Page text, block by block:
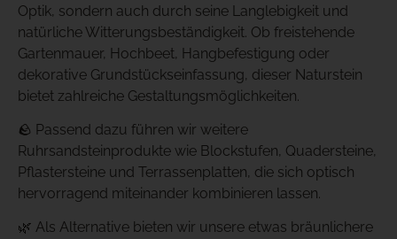
Optik, sondern auch durch seine Langlebigkeit und
natürliche Witterungsbeständigkeit. Ob freistehende
Gartenmauer, Hochbeet, Hangbefestigung oder
dekorative Grundstückseinfassung, dieser Naturstein
bietet zahlreiche Gestaltungsmöglichkeiten.
🪨 Passend dazu führen wir weitere
Ruhrsandsteinprodukte wie Blockstufen, Quadersteine,
Pflastersteine und Terrassenplatten, die sich optisch
hervorragend miteinander kombinieren lassen.
🌿 Als Alternative bieten wir unsere etwas bräunlichere